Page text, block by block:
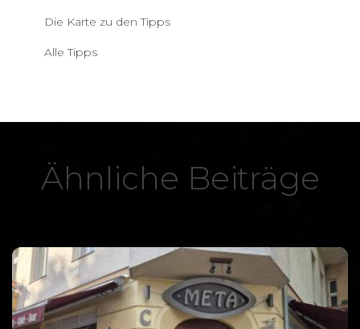
Die Karte zu den Tipps
Alle Tipps
Ähnliche Beiträge